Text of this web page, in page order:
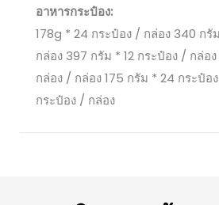
อาหารกระป๋อง:
178g * 24 กระป๋อง / กล่อง 340 กรั
กล่อง 397 กรัม * 12 กระป๋อง / กล่อ
กล่อง / กล่อง 175 กรัม * 24 กระป๋
กระป๋อง / กล่อง